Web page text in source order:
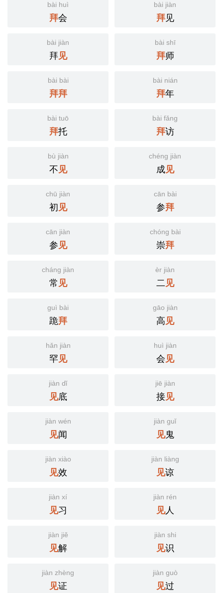
bài huì
拜会
bài jiàn
拜见
bài jiàn
拜见
bài shī
拜师
bài bài
拜拜
bài nián
拜年
bài tuō
拜托
bài fǎng
拜访
bù jiàn
不见
chéng jiàn
成见
chū jiàn
初见
cān bài
参拜
cān jiàn
参见
chóng bài
崇拜
cháng jiàn
常见
èr jiàn
二见
guì bài
跪拜
gāo jiàn
高见
hǎn jiàn
罕见
huì jiàn
会见
jiàn dǐ
见底
jiē jiàn
接见
jiàn wén
见闻
jiàn guǐ
见鬼
jiàn xiào
见效
jiàn liàng
见谅
jiàn xí
见习
jiàn rén
见人
jiàn jiě
见解
jiàn shi
见识
jiàn zhèng
见证
jiàn guò
见过